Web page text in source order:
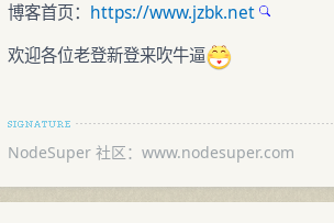
博客首页： https://www.jzbk.net
欢迎各位老登新登来吹牛逼
NodeSuper 社区：www.nodesuper.com